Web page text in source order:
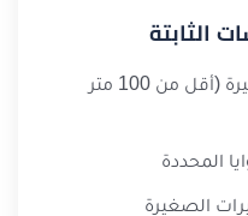
الثابتة
الحدائق المنزلية الصغيرة (أقل من 100 متر
المحددة
الصغيرة